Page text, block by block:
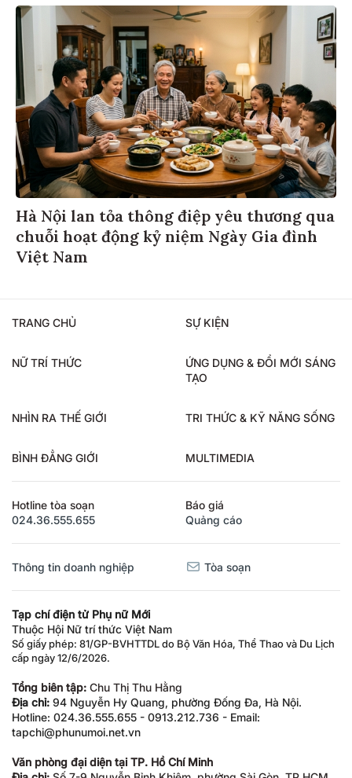
Hà Nội lan tỏa thông điệp yêu thương qua
chuỗi hoạt động kỷ niệm Ngày Gia đình
Việt Nam
TRANG CHỦ SỰ KIỆN
NỮ TRÍ THỨC
ỨNG DỤNG & ĐỔI MỚI SÁNG
TẠO
NHÌN RA THẾ GIỚI TRI THỨC & KỸ NĂNG SỐNG
BÌNH ĐẲNG GIỚI MULTIMEDIA
Hotline tòa soạn
024.36.555.655
Báo giá
Quảng cáo
Thông tin doanh nghiệp Tòa soạn
Tạp chí điện tử Phụ nữ Mới
Thuộc Hội Nữ trí thức Việt Nam
Số giấy phép: 81/GP-BVHTTDL do Bộ Văn Hóa, Thể Thao và Du Lịch
cấp ngày 12/6/2026.
Tổng biên tập: Chu Thị Thu Hằng
Địa chỉ: 94 Nguyễn Hy Quang, phường Đống Đa, Hà Nội.
Hotline: 024.36.555.655 - 0913.212.736 - Email:
tapchi@phunumoi.net.vn
Văn phòng đại diện tại TP. Hồ Chí Minh
Địa chỉ: Số 7-9 Nguyễn Bỉnh Khiêm, phường Sài Gòn, TP.HCM